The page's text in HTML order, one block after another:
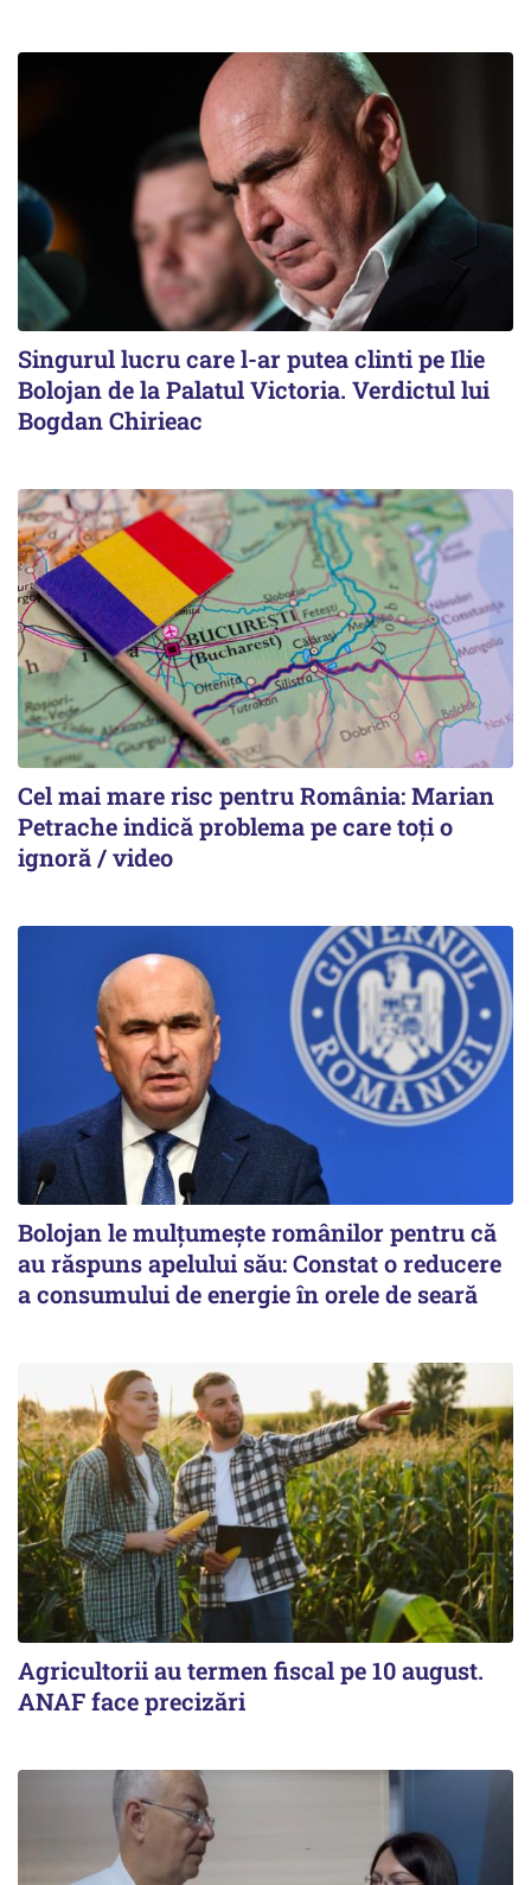
Singurul lucru care l-ar putea clinti pe Ilie
Bolojan de la Palatul Victoria. Verdictul lui
Bogdan Chirieac
Cel mai mare risc pentru România: Marian
Petrache indică problema pe care toți o
ignoră / video
Bolojan le mulțumește românilor pentru că
au răspuns apelului său: Constat o reducere
a consumului de energie în orele de seară
Agricultorii au termen fiscal pe 10 august.
ANAF face precizări